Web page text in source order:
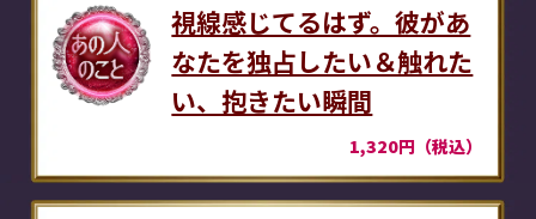
視線感じてるはず。彼があ
なたを独占したい＆触れた
い、抱きたい瞬間
1,320円（税込）